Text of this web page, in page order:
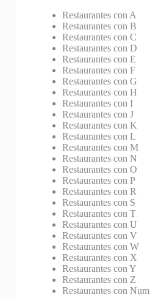
Restaurantes con A
Restaurantes con B
Restaurantes con C
Restaurantes con D
Restaurantes con E
Restaurantes con F
Restaurantes con G
Restaurantes con H
Restaurantes con I
Restaurantes con J
Restaurantes con K
Restaurantes con L
Restaurantes con M
Restaurantes con N
Restaurantes con O
Restaurantes con P
Restaurantes con R
Restaurantes con S
Restaurantes con T
Restaurantes con U
Restaurantes con V
Restaurantes con W
Restaurantes con X
Restaurantes con Y
Restaurantes con Z
Restaurantes con Num